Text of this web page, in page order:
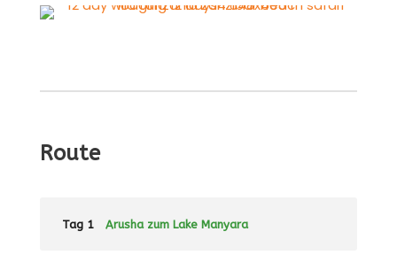
Route
Tag 1 Arusha zum Lake Manyara